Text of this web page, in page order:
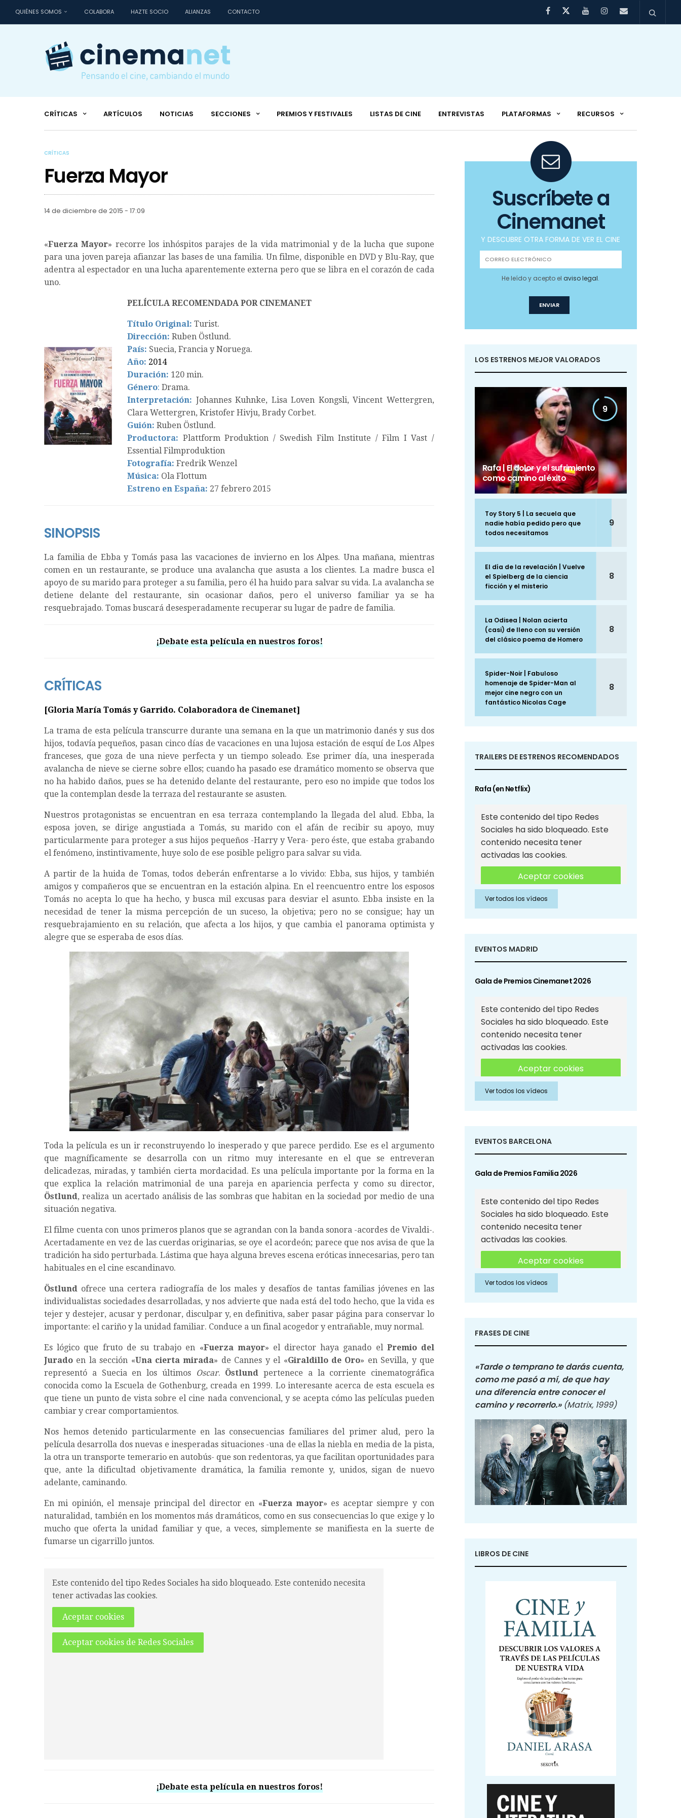
QUIÉNES SOMOS COLABORA HAZTE SOCIO ALIANZAS CONTACTO
CRÍTICAS ARTÍCULOS NOTICIAS SECCIONES PREMIOS Y FESTIVALES LISTAS DE CINE ENTREVISTAS PLATAFORMAS RECURSOS
CRÍTICAS
Fuerza Mayor
14 de diciembre de 2015 - 17:09
«Fuerza Mayor» recorre los inhóspitos parajes de la vida matrimonial y de la lucha que supone
para una joven pareja afianzar las bases de una familia. Un filme, disponible en DVD y Blu-Ray, que
adentra al espectador en una lucha aparentemente externa pero que se libra en el corazón de cada
uno.
PELÍCULA RECOMENDADA POR CINEMANET
Título Original: Turist.
Dirección: Ruben Östlund.
País: Suecia, Francia y Noruega.
Año: 2014
Duración: 120 min.
Género: Drama.
Interpretación: Johannes Kuhnke, Lisa Loven Kongsli, Vincent Wettergren,
Clara Wettergren, Kristofer Hivju, Brady Corbet.
Guión: Ruben Östlund.
Productora: Plattform Produktion / Swedish Film Institute / Film I Vast /
Essential Filmproduktion
Fotografía: Fredrik Wenzel
Música: Ola Flottum
Estreno en España: 27 febrero 2015
SINOPSIS
La familia de Ebba y Tomás pasa las vacaciones de invierno en los Alpes. Una mañana, mientras
comen en un restaurante, se produce una avalancha que asusta a los clientes. La madre busca el
apoyo de su marido para proteger a su familia, pero él ha huido para salvar su vida. La avalancha se
detiene delante del restaurante, sin ocasionar daños, pero el universo familiar ya se ha
resquebrajado. Tomas buscará desesperadamente recuperar su lugar de padre de familia.
¡Debate esta película en nuestros foros!
CRÍTICAS
[Gloria María Tomás y Garrido. Colaboradora de Cinemanet]
La trama de esta película transcurre durante una semana en la que un matrimonio danés y sus dos
hijos, todavía pequeños, pasan cinco días de vacaciones en una lujosa estación de esquí de Los Alpes
franceses, que goza de una nieve perfecta y un tiempo soleado. Ese primer día, una inesperada
avalancha de nieve se cierne sobre ellos; cuando ha pasado ese dramático momento se observa que
no ha habido daños, pues se ha detenido delante del restaurante, pero eso no impide que todos los
que la contemplan desde la terraza del restaurante se asusten.
Nuestros protagonistas se encuentran en esa terraza contemplando la llegada del alud. Ebba, la
esposa joven, se dirige angustiada a Tomás, su marido con el afán de recibir su apoyo, muy
particularmente para proteger a sus hijos pequeños -Harry y Vera- pero éste, que estaba grabando
el fenómeno, instintivamente, huye solo de ese posible peligro para salvar su vida.
A partir de la huida de Tomas, todos deberán enfrentarse a lo vivido: Ebba, sus hijos, y también
amigos y compañeros que se encuentran en la estación alpina. En el reencuentro entre los esposos
Tomás no acepta lo que ha hecho, y busca mil excusas para desviar el asunto. Ebba insiste en la
necesidad de tener la misma percepción de un suceso, la objetiva; pero no se consigue; hay un
resquebrajamiento en su relación, que afecta a los hijos, y que cambia el panorama optimista y
alegre que se esperaba de esos días.
Toda la película es un ir reconstruyendo lo inesperado y que parece perdido. Ese es el argumento
que magníficamente se desarrolla con un ritmo muy interesante en el que se entreveran
delicadezas, miradas, y también cierta mordacidad. Es una película importante por la forma en la
que explica la relación matrimonial de una pareja en apariencia perfecta y como su director,
Östlund, realiza un acertado análisis de las sombras que habitan en la sociedad por medio de una
situación negativa.
El filme cuenta con unos primeros planos que se agrandan con la banda sonora -acordes de Vivaldi-.
Acertadamente en vez de las cuerdas originarias, se oye el acordeón; parece que nos avisa de que la
tradición ha sido perturbada. Lástima que haya alguna breves escena eróticas innecesarias, pero tan
habituales en el cine escandinavo.
Östlund ofrece una certera radiografía de los males y desafíos de tantas familias jóvenes en las
individualistas sociedades desarrolladas, y nos advierte que nada está del todo hecho, que la vida es
tejer y destejer, acusar y perdonar, disculpar y, en definitiva, saber pasar página para conservar lo
importante: el cariño y la unidad familiar. Conduce a un final acogedor y entrañable, muy normal.
Es lógico que fruto de su trabajo en «Fuerza mayor» el director haya ganado el Premio del
Jurado en la sección «Una cierta mirada» de Cannes y el «Giraldillo de Oro» en Sevilla, y que
representó a Suecia en los últimos
Oscar. Östlund pertenece a la corriente cinematográfica
conocida como la Escuela de Gothenburg, creada en 1999. Lo interesante acerca de esta escuela es
que tiene un punto de vista sobre el cine nada convencional, y se acepta cómo las películas pueden
cambiar y crear comportamientos.
Nos hemos detenido particularmente en las consecuencias familiares del primer alud, pero la
película desarrolla dos nuevas e inesperadas situaciones -una de ellas la niebla en media de la pista,
la otra un transporte temerario en autobús- que son redentoras, ya que facilitan oportunidades para
que, ante la dificultad objetivamente dramática, la familia remonte y, unidos, sigan de nuevo
adelante, caminando.
En mi opinión, el mensaje principal del director en «Fuerza mayor» es aceptar siempre y con
naturalidad, también en los momentos más dramáticos, como en sus consecuencias lo que exige y lo
mucho que oferta la unidad familiar y que, a veces, simplemente se manifiesta en la suerte de
fumarse un cigarrillo juntos.
Este contenido del tipo Redes Sociales ha sido bloqueado. Este contenido necesita
tener activadas las cookies.
Aceptar cookies
Aceptar cookies de Redes Sociales
¡Debate esta película en nuestros foros!
Suscríbete a
Cinemanet
Y DESCUBRE OTRA FORMA DE VER EL CINE
He leído y acepto elaviso legal.
LOS ESTRENOS MEJOR VALORADOS
9
Rafa | El dolor y el sufrimiento
como camino al éxito
Toy Story 5 | La secuela que
nadie había pedido pero que
todos necesitamos
9
El día de la revelación | Vuelve
el Spielberg de la ciencia
ficción y el misterio
8
La Odisea | Nolan acierta
(casi) de lleno con su versión
del clásico poema de Homero
8
Spider-Noir | Fabuloso
homenaje de Spider-Man al
mejor cine negro con un
fantástico Nicolas Cage
8
TRAILERS DE ESTRENOS RECOMENDADOS
Rafa (en Netflix)
Este contenido del tipo Redes
Sociales ha sido bloqueado. Este
contenido necesita tener
activadas las cookies.
Aceptar cookies
Aceptar cookies de Redes
Sociales
Ver todos los vídeos
EVENTOS MADRID
Gala de Premios Cinemanet 2026
Este contenido del tipo Redes
Sociales ha sido bloqueado. Este
contenido necesita tener
activadas las cookies.
Aceptar cookies
Aceptar cookies de Redes
Sociales
Ver todos los vídeos
EVENTOS BARCELONA
Gala de Premios Familia 2026
Este contenido del tipo Redes
Sociales ha sido bloqueado. Este
contenido necesita tener
activadas las cookies.
Aceptar cookies
Aceptar cookies de Redes
Sociales
Ver todos los vídeos
FRASES DE CINE
«Tarde o temprano te darás cuenta,
como me pasó a mí, de que hay
una diferencia entre conocer el
camino y recorrerlo.» (Matrix, 1999)
LIBROS DE CINE